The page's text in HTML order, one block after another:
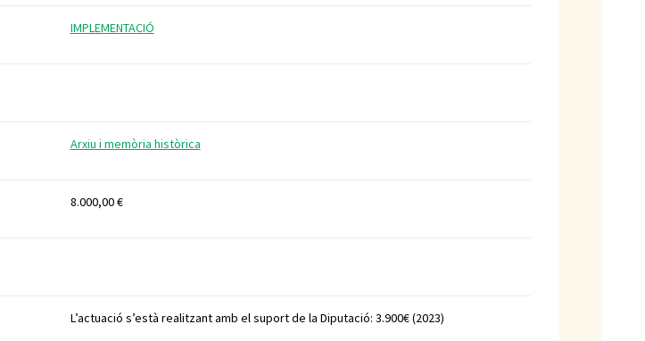
IMPLEMENTACIÓ
Arxiu i memòria històrica
8.000,00 €
L’actuació s’està realitzant amb el suport de la Diputació: 3.900€ (2023)